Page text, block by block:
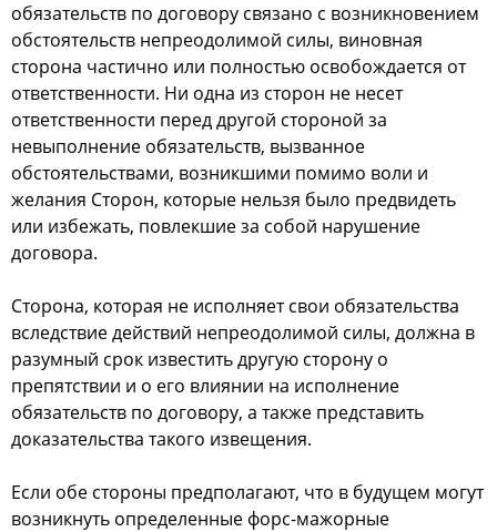
обязательств по договору связано с возникновением
обстоятельств непреодолимой силы, виновная
сторона частично или полностью освобождается от
ответственности. Ни одна из сторон не несет
ответственности перед другой стороной за
невыполнение обязательств, вызванное
обстоятельствами, возникшими помимо воли и
желания Сторон, которые нельзя было предвидеть
или избежать, повлекшие за собой нарушение
договора.
Сторона, которая не исполняет свои обязательства
вследствие действий непреодолимой силы, должна в
разумный срок известить другую сторону о
препятствии и о его влиянии на исполнение
обязательств по договору, а также представить
доказательства такого извещения.
Если обе стороны предполагают, что в будущем могут
возникнуть определенные форс-мажорные